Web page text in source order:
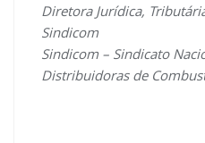
Diretora Jurídica,
Sindicom
Sindicom – Sindicato
Distribuidoras de